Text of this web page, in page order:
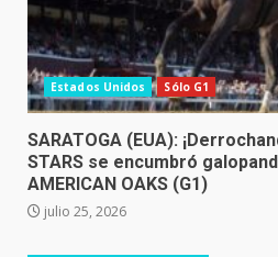
Estados Unidos Sólo G1
SARATOGA (EUA):
STARS se encumbró
AMERICAN OAKS (G1)
julio 25, 2026